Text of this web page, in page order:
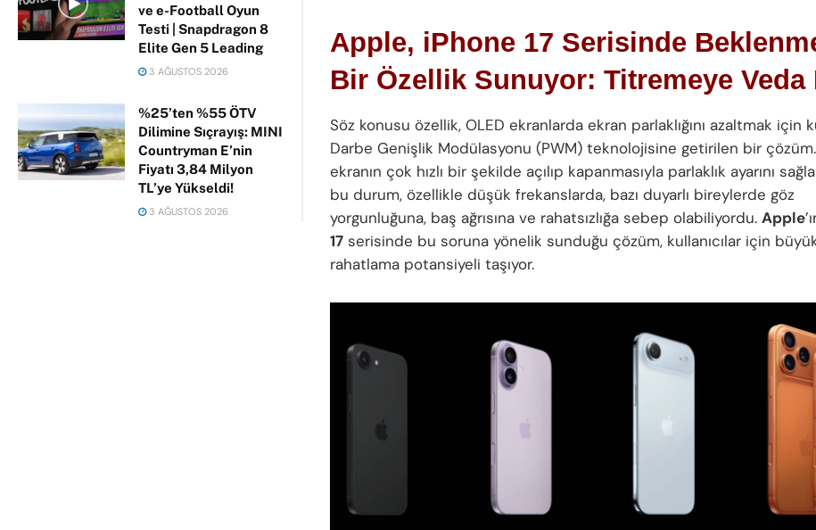
ve e-Football Oyun
Testi | Snapdragon 8
Elite Gen 5 Leading
3 AĞUSTOS 2026
%25’ten %55 ÖTV
Dilimine Sıçrayış: MINI
Countryman E’nin
Fiyatı 3,84 Milyon
TL’ye Yükseldi!
3 AĞUSTOS 2026
Apple, iPhone 17 Serisinde
Bir Özellik Sunuyor: Titremeye Veda
Söz konusu özellik, OLED ekranlarda ekran parlaklığını azaltmak için
Darbe Genişlik Modülasyonu (PWM) teknolojisine getirilen bir çözüm.
ekranın çok hızlı bir şekilde açılıp kapanmasıyla parlaklık ayarını
bu durum, özellikle düşük frekanslarda, bazı duyarlı bireylerde göz
yorgunluğuna, baş ağrısına ve rahatsızlığa sebep olabiliyordu. Apple
17 serisinde bu soruna yönelik sunduğu çözüm, kullanıcılar için
rahatlama potansiyeli taşıyor.